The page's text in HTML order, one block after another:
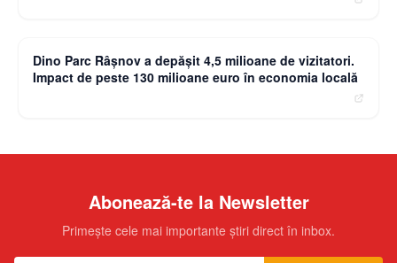
Dino Parc Râșnov a depășit 4,5 milioane de vizitatori.
Impact de peste 130 milioane euro în economia locală
Abonează-te la Newsletter
Primește cele mai importante știri direct în inbox.